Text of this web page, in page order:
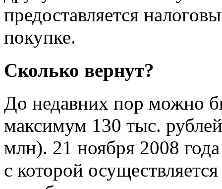
предоставляется
покупке.
Сколько вернут?
До недавних пор можно
максимум 130 тыс.
млн). 21 ноября 2008
с которой